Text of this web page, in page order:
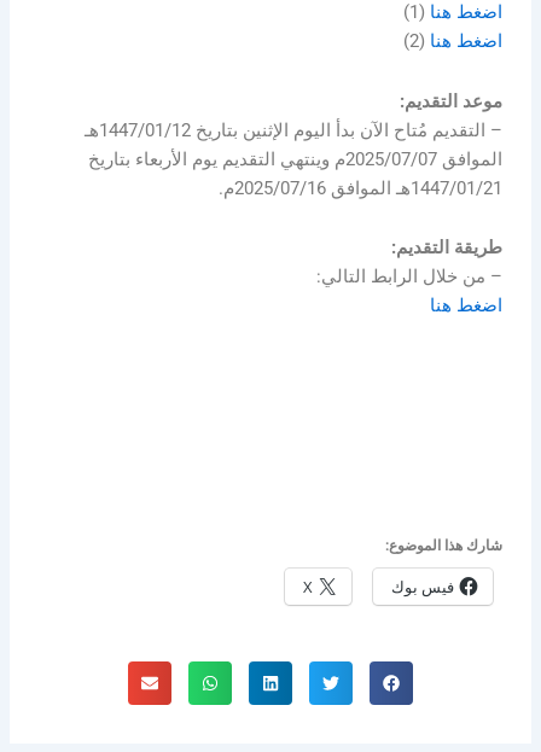
اضغط هنا (1)
اضغط هنا (2)
موعد التقديم:
– التقديم مُتاح الآن بدأ اليوم الإثنين بتاريخ 1447/01/12هـ
الموافق 2025/07/07م وينتهي التقديم يوم الأربعاء بتاريخ
1447/01/21هـ الموافق 2025/07/16م.
طريقة التقديم:
– من خلال الرابط التالي:
اضغط هنا
شارك هذا الموضوع:
فيس بوك X